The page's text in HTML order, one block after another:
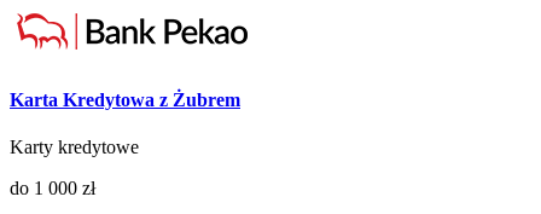
Karta Kredytowa z Żubrem
Karty kredytowe
do 1 000 zł